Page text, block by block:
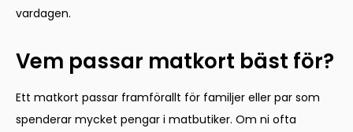
vardagen.
Vem passar matkort bäst för?
Ett matkort passar framförallt för familjer eller par som
spenderar mycket pengar i matbutiker. Om ni ofta